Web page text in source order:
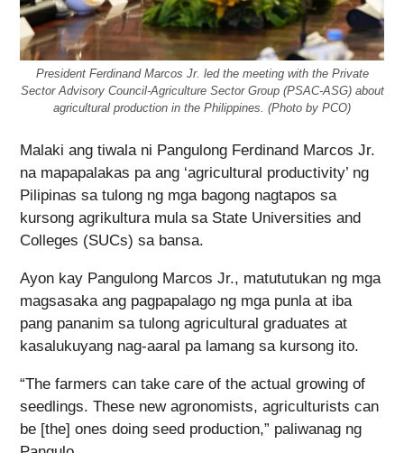
President Ferdinand Marcos Jr. led the meeting with the Private
Sector Advisory Council-Agriculture Sector Group (PSAC-ASG) about
agricultural production in the Philippines. (Photo by PCO)
Malaki ang tiwala ni Pangulong Ferdinand Marcos Jr.
na mapapalakas pa ang ‘agricultural productivity’ ng
Pilipinas sa tulong ng mga bagong nagtapos sa
kursong agrikultura mula sa State Universities and
Colleges (SUCs) sa bansa.
Ayon kay Pangulong Marcos Jr., matututukan ng mga
magsasaka ang pagpapalago ng mga punla at iba
pang pananim sa tulong agricultural graduates at
kasalukuyang nag-aaral pa lamang sa kursong ito.
“The farmers can take care of the actual growing of
seedlings. These new agronomists, agriculturists can
be [the] ones doing seed production,” paliwanag ng